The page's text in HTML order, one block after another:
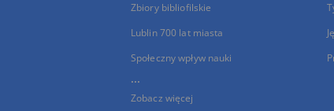
Zbiory bibliofilskie
Lublin 700 lat miasta
Społeczny wpływ nauki
...
Zobacz więcej